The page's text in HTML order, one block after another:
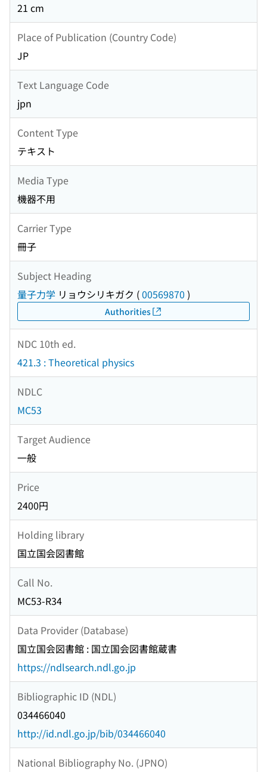
21 cm
Place of Publication (Country Code)
JP
Text Language Code
jpn
Content Type
テキスト
Media Type
機器不用
Carrier Type
冊子
Subject Heading
量子力学 リョウシリキガク (00569870 )
Authorities
NDC 10th ed.
421.3 : Theoretical physics
NDLC
MC53
Target Audience
一般
Price
2400円
Holding library
国立国会図書館
Call No.
MC53-R34
Data Provider (Database)
国立国会図書館 : 国立国会図書館蔵書
https://ndlsearch.ndl.go.jp
Bibliographic ID (NDL)
034466040
http://id.ndl.go.jp/bib/034466040
National Bibliography No. (JPNO)